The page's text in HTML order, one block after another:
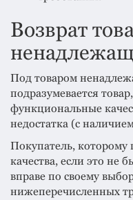
Возврат
Под товаром
подразумевается
функциональные
недостатка (с
Покупатель, которому
качества, если это не
вправе по своему
нижеперечисленных